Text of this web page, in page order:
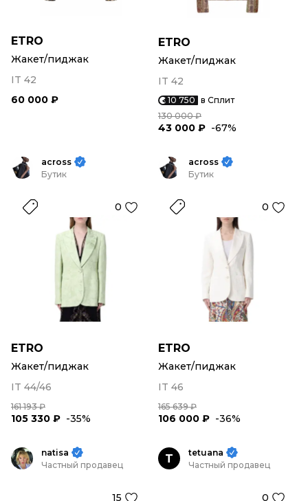
ETRO
Жакет/пиджак
IT 42
60 000 ₽
ETRO
Жакет/пиджак
IT 42
10 750 в Сплит
130 000 ₽
43 000 ₽ -67%
across
Бутик
0
ETRO
Жакет/пиджак
IT 44/46
161 193 ₽
105 330 ₽ -35%
across
Бутик
0
ETRO
Жакет/пиджак
IT 46
165 639 ₽
106 000 ₽ -36%
natisa
Частный продавец
15
T
tetuana
Частный продавец
0